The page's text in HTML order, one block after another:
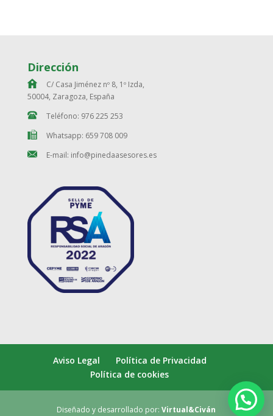
Dirección
C/ Casa Jiménez nº 8, 1º Izda,
50004, Zaragoza, España
Teléfono: 976 225 253
Whatsapp: 659 708 009
E-mail: info@pinedaasesores.es
Aviso Legal
Política de Privacidad
Política de cookies
Diseñado y desarrollado por:Virtual&Civán